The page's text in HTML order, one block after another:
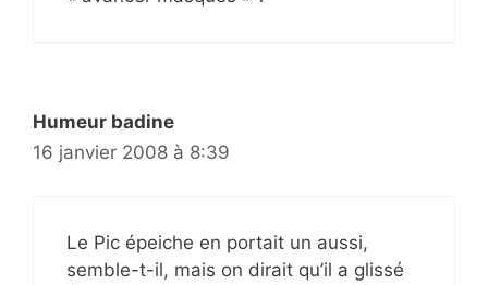
Humeur badine
16 janvier 2008 à 8:39
Le Pic épeiche en portait un aussi,
semble-t-il, mais on dirait qu’il a glissé